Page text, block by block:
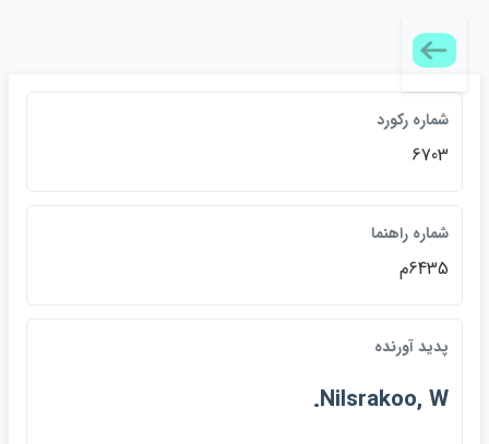
شماره رکورد
6703
شماره راهنما
6435م
پديد آورنده
Nilsrakoo, W.